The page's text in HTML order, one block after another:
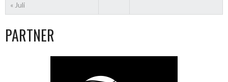
« Juli
PARTNER